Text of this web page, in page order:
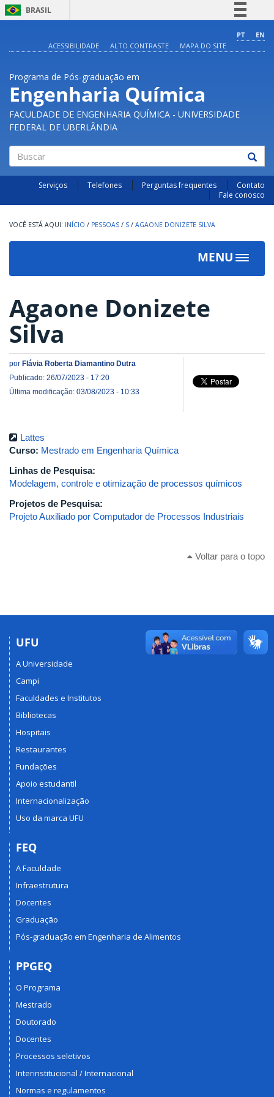
BRASIL
Comunica BR
Acesso à informação
Legislação
PT
EN
ACESSIBILIDADE
ALTO CONTRASTE MAPA DO SITE
Programa de Pós-graduação em
Engenharia Química
FACULDADE DE ENGENHARIA QUÍMICA - UNIVERSIDADE
FEDERAL DE UBERLÂNDIA
Buscar
Serviços Telefones Perguntas frequentes
Contato
Fale conosco
INÍCIO / PESSOAS / S / AGAONE DONIZETE SILVA
MENU
Toggle
Agaone Donizete
Silva
por Flávia Roberta Diamantino Dutra
Publicado: 26/07/2023 - 17:20
Última modificação: 03/08/2023 - 10:33
Lattes
Curso: Mestrado em Engenharia Química
Linhas de Pesquisa:
Modelagem, controle e otimização de processos químicos
Projetos de Pesquisa:
Projeto Auxiliado por Computador de Processos Industriais
Voltar para o topo
UFU
A Universidade
Campi
Faculdades e Institutos
Bibliotecas
Hospitais
Restaurantes
Fundações
Apoio estudantil
Internacionalização
Uso da marca UFU
FEQ
A Faculdade
Infraestrutura
Docentes
Graduação
Pós-graduação em Engenharia de Alimentos
PPGEQ
O Programa
Mestrado
Doutorado
Docentes
Processos seletivos
Interinstitucional / Internacional
Normas e regulamentos